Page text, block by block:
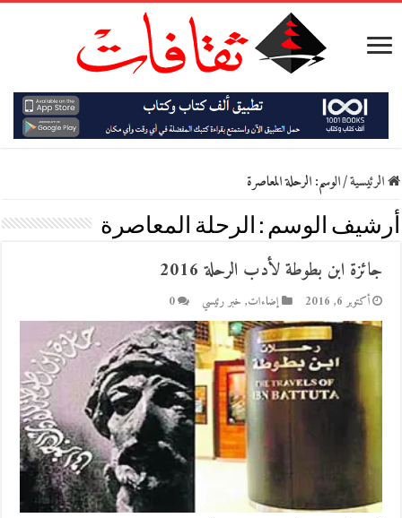
الرئيسية/الوسم:الرحلة المعاصرة
أرشيف الوسم : الرحلة المعاصرة
جائزة ابن بطوطة لأدب الرحلة 2016
أكتوبر 6, 2016 إضاءات, خبر رئيسي 0